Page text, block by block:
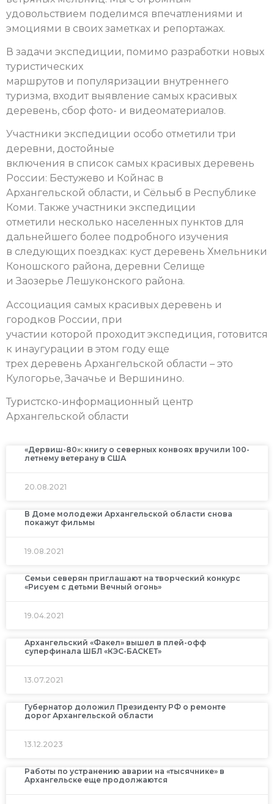
удовольствием поделимся впечатлениями и
эмоциями в своих заметках и репортажах.
В задачи экспедиции, помимо разработки новых
туристических
маршрутов и популяризации внутреннего
туризма, входит выявление самых красивых
деревень, сбор фото- и видеоматериалов.
Участники экспедиции особо отметили три
деревни, достойные
включения в список самых красивых деревень
России: Бестужево и Койнас в
Архангельской области, и Сёльыб в Республике
Коми. Также участники экспедиции
отметили несколько населенных пунктов для
дальнейшего более подробного изучения
в следующих поездках: куст деревень Хмельники
Коношского района, деревни Селище
и Заозерье Лешуконского района.
Ассоциация самых красивых деревень и
городков России, при
участии которой проходит экспедиция, готовится
к инаугурации в этом году еще
трех деревень Архангельской области – это
Кулогорье, Зачачье и Вершинино.
Туристско-информационный центр
Архангельской области
«Дервиш-80»: книгу о северных конвоях вручили 100-
летнему ветерану в США
20.08.2021
В Доме молодежи Архангельской области снова
покажут фильмы
19.08.2021
Семьи северян приглашают на творческий конкурс
«Рисуем с детьми Вечный огонь»
19.04.2021
Архангельский «Факел» вышел в плей-офф
суперфинала ШБЛ «КЭС-БАСКЕТ»
13.07.2021
Губернатор доложил Президенту РФ о ремонте
дорог Архангельской области
13.12.2023
Работы по устранению аварии на «тысячнике» в
Архангельске еще продолжаются